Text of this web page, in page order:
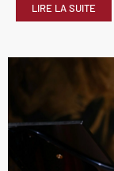
LIRE LA SUITE